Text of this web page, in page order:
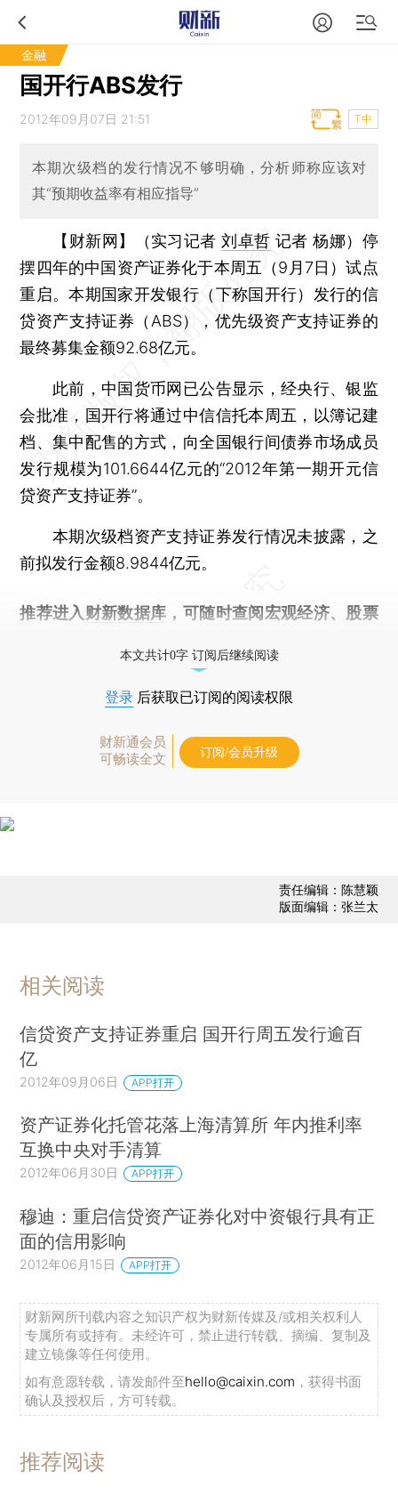
金融
国开行ABS发行
2012年09月07日 21:51 T中
本期次级档的发行情况不够明确，分析师称应该对
其“预期收益率有相应指导”
【财新网】（实习记者刘卓哲 记者 杨娜） 停
摆四年的中国资产证券化于本周五（9月7日）试点
重启。本期国家开发银行（下称国开行）发行的信
贷资产支持证券（ABS），优先级资产支持证券的
最终募集金额92.68亿元。
此前，中国货币网已公告显示，经央行、银监
会批准，国开行将通过中信信托本周五，以簿记建
档、集中配售的方式，向全国银行间债券市场成员
发行规模为101.6644亿元的“2012年第一期开元信
贷资产支持证券”。
本期次级档资产支持证券发行情况未披露，之
前拟发行金额8.9844亿元。
推荐进入 财新数据库 ，可随时查阅宏观经济、股票
本文共计0字 订阅后继续阅读
登录 后获取已订阅的阅读权限
财新通会员
可畅读全文
订阅/会员升级
责任编辑：陈慧颖
版面编辑：张兰太
相关阅读
信贷资产支持证券重启 国开行周五发行逾百
亿
2012年09月06日 APP打开
资产证券化托管花落上海清算所 年内推利率
互换中央对手清算
2012年06月30日 APP打开
穆迪：重启信贷资产证券化对中资银行具有正
面的信用影响
2012年06月15日 APP打开
财新网所刊载内容之知识产权为财新传媒及/或相关权利人
专属所有或持有。未经许可，禁止进行转载、摘编、复制及
建立镜像等任何使用。
如有意愿转载，请发邮件至hello@caixin.com ，获得书面
确认及授权后，方可转载。
推荐阅读